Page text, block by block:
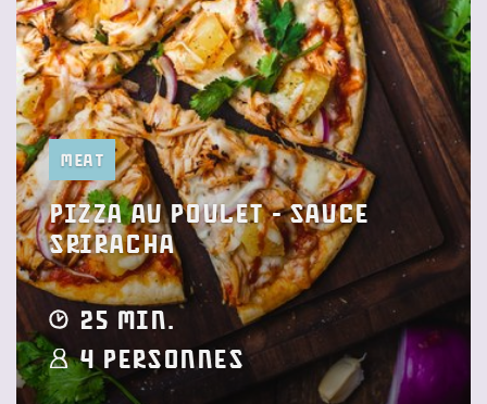
Meat
Pizza au poulet - sauce
sriracha
25 min.
4 Personnes